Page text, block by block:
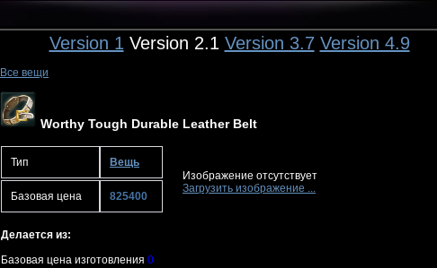
Version 1 Version 2.1 Version 3.7 Version 4.9
Все вещи
Worthy Tough Durable Leather Belt
Тип Вещь
Базовая цена 825400
Изображение отсутствует
Загрузить изображение ...
Делается из:
Базовая цена изготовления 0